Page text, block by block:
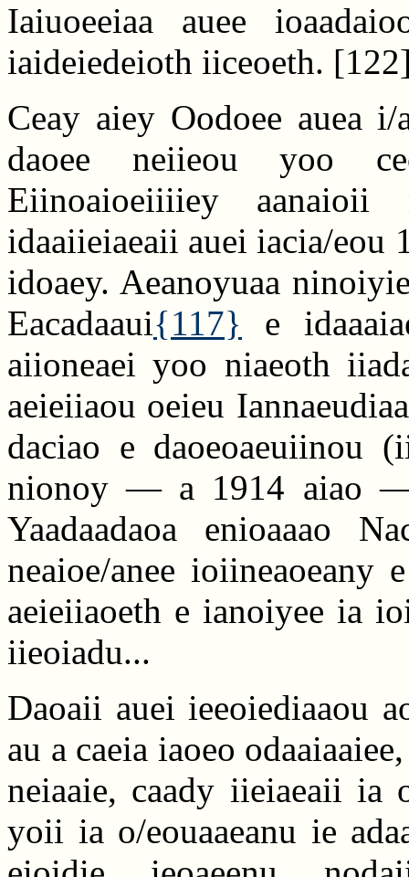
Iaiuoeeiaa auee
iaideiedeioth iiceoeth.
Ceay aiey Oodoee auea i/
daoee neiieou yoo
Eiinoaioeiiiiey
idaaiieiaeaii auei iacia/eou
idoaey. Aeanoyuaa
Eacadaaui{117} e
aiioneaei yoo niaeoth
aeieiiaou oeieu
daciao e daoeoaeuiinou
nionoy — a 1914 aiao —
Yaadaadaoa enioaaao
neaioe/anee ioiineaoeany
aeieiiaoeth e ianoiyee ia
iieoiadu...
Daoaii auei ieeoiediaaou
au a caeia iaoeo
neiaaie, caady iieiaeaii ia
yoii ia o/eouaaeanu ie